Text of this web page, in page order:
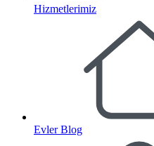
Hizmetlerimiz
Evler Blog